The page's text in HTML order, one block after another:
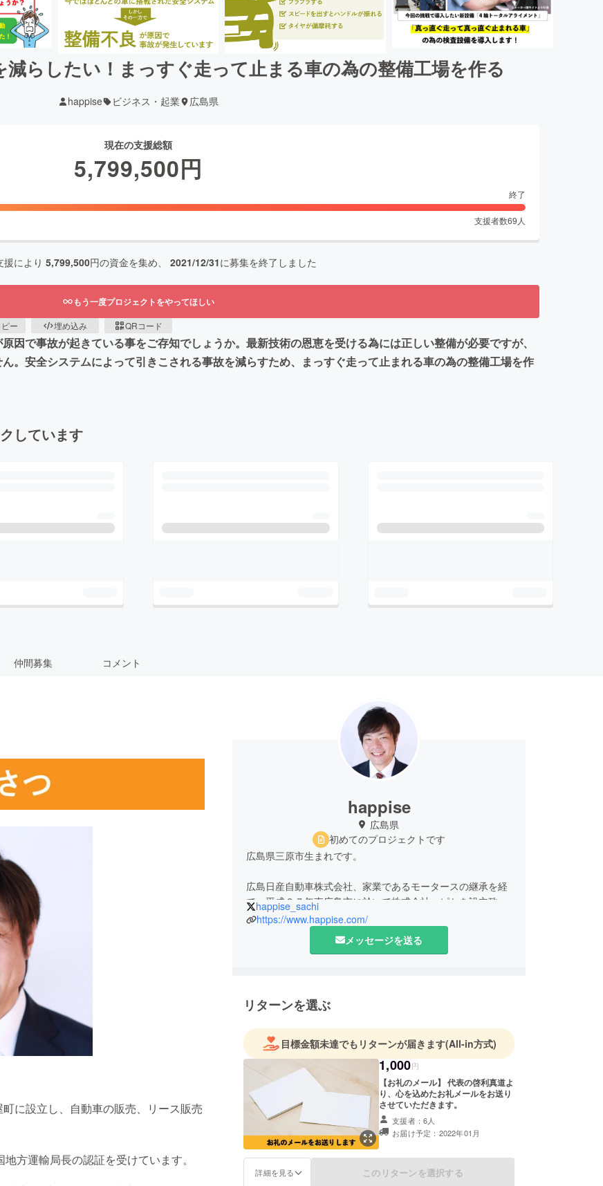
減らしたい！まっすぐ走って止まる車の為の整備工場を作る
happise ビジネス・起業 広島県
現在の支援総額
5,799,500円
終了
支援者数69 人
援により 5,799,500円の資金を集め、 2021/12/31に募集を終了しました
もう一度プロジェクトをやってほしい
ー 埋め込み QRコード
因で事故が起きている事をご存知でしょうか。最新技術の恩恵を受ける為には正しい整備が必要ですが、
。安全システムによって引きこされる事故を減らすため、まっすぐ走って止まれる車の為の整備工場を作
しています
仲間募集 コメント
に設立し、自動車の販売、リース販売
方運輸局長の認証を受けています。
happise
広島県
初めてのプロジェクトです
広島県三原市生まれです。
広島日産自動車株式会社、家業であるモータースの継承を経
て、平成２７年東広島市に於いて株式会社ハピセを設立致し
ました。
ハピセの由来は「Happy selection」(選りすぐった幸せ) で
ビスをいち早く提案したいと考えています。
私の会社は自動車販売整備業事業を柱とし、「個人向けカー
リース」や「7年長期自動車保険」など「車」を通してお客
様の選択肢を広げ「選りすぐった幸せ」を共に見つけて参り
たいと思っています。
そして「安心で安全な車社会」を発信するビジョナリーカン
パニーを目指しています。
happise_sachi
https://www.happise.com/
メッセージを送る
リターンを選ぶ
目標金額未達でもリターンが届きます(All-in方式)
1,000円
【お礼のメール】 代表の啓利真道よ
り、心を込めたお礼メールをお送り
させていただきます。
支援者：6人
お届け予定：2022年01月
詳細を見る このリターンを選択する